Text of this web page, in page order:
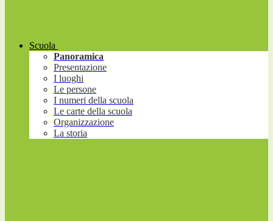
Scuola
Panoramica
Presentazione
I luoghi
Le persone
I numeri della scuola
Le carte della scuola
Organizzazione
La storia